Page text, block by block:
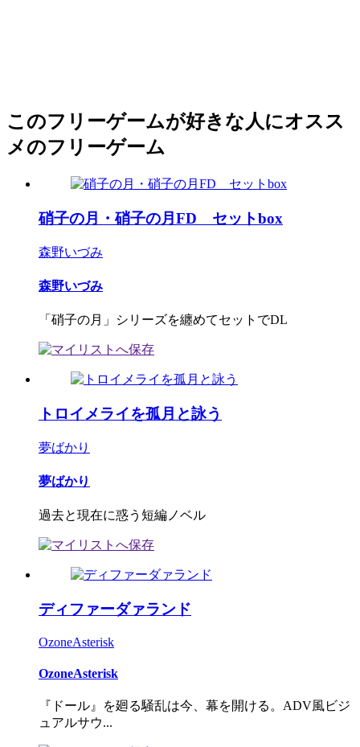
このフリーゲームが好きな人にオスス
メのフリーゲーム
硝子の月・硝子の月FD セットbox
森野いづみ
森野いづみ
「硝子の月」シリーズを纏めてセットでDL
トロイメライを孤月と詠う
夢ばかり
夢ばかり
過去と現在に惑う短編ノベル
ディファーダァランド
OzoneAsterisk
OzoneAsterisk
『ドール』を廻る騒乱は今、幕を開ける。ADV風ビジ
ュアルサウ...